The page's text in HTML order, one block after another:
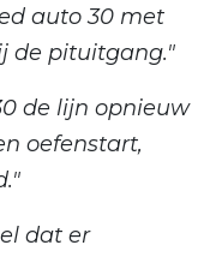
auto 30 met
de pituitgang."
de lijn opnieuw
oefenstart,
dat er